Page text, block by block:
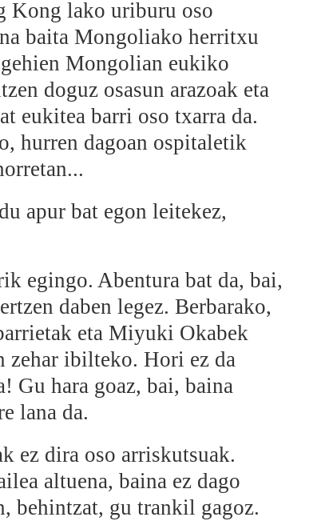
Kong lako uriburu oso
baita Mongoliako herritxu
Mongolian eukiko
doguz osasun arazoak eta
eukitea barri oso txarra da.
hurren dagoan ospitaletik
apur bat egon leitekez,
egingo. Abentura bat da, bai,
daben legez. Berbarako,
eta Miyuki Okabek
zehar ibilteko. Hori ez da
Gu hara goaz, bai, baina
lana da.
ez dira oso arriskutsuak.
altuena, baina ez dago
behintzat, gu trankil gagoz.